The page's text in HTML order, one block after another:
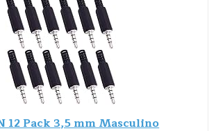
12 Pack 3,5 mm Masculino